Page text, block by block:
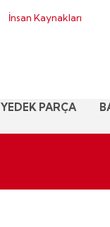
İnsan Kaynakları
YEDEK PARÇA